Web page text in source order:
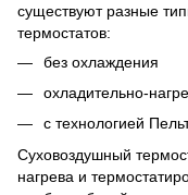
существуют разные
термостатов:
без охлаждения
охладительно-
с технологией
Суховоздушный
нагрева и